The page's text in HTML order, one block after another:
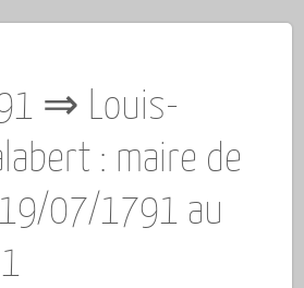
⇒ Louis-
: maire de
07/1791 au